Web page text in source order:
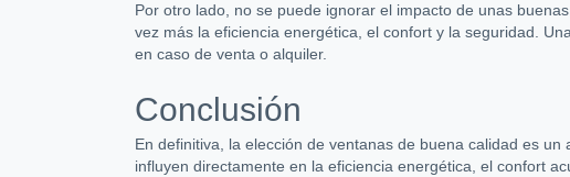
Por otro lado, no se puede ignorar el impacto de unas
vez más la eficiencia energética, el confort y la seguridad.
en caso de venta o alquiler.
Conclusión
En definitiva, la elección de ventanas de buena calidad es
influyen directamente en la eficiencia energética, el confort